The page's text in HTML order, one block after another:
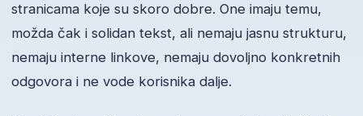
stranicama koje su skoro dobre. One imaju temu,
možda čak i solidan tekst, ali nemaju jasnu strukturu,
nemaju interne linkove, nemaju dovoljno konkretnih
odgovora i ne vode korisnika dalje.